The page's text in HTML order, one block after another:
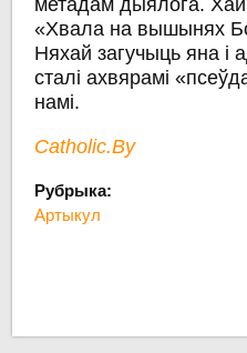
метадам дыялога.
«Хвала на вышынях
Няхай загучыць яна і
сталі ахвярамі
намі.
Catholic.By
Рубрыка:
Артыкул